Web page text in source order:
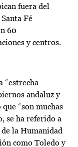
fuera del
Fé
60
y centros.
“estrecha
andaluz y
“son muchas
se ha referido a
la Humanidad
como Toledo y